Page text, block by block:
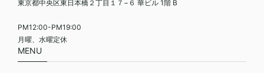
東京都中央区東日本橋２丁目１７−６ 華ビル 1階 B
PM12:00-PM19:00
月曜、水曜定休
MENU